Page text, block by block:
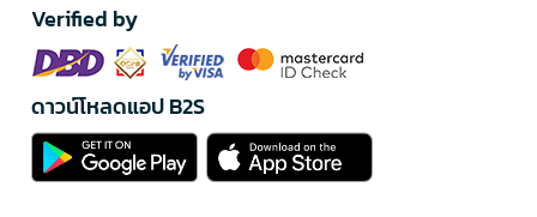
Verified by
ดาวน์โหลดแอป B2S